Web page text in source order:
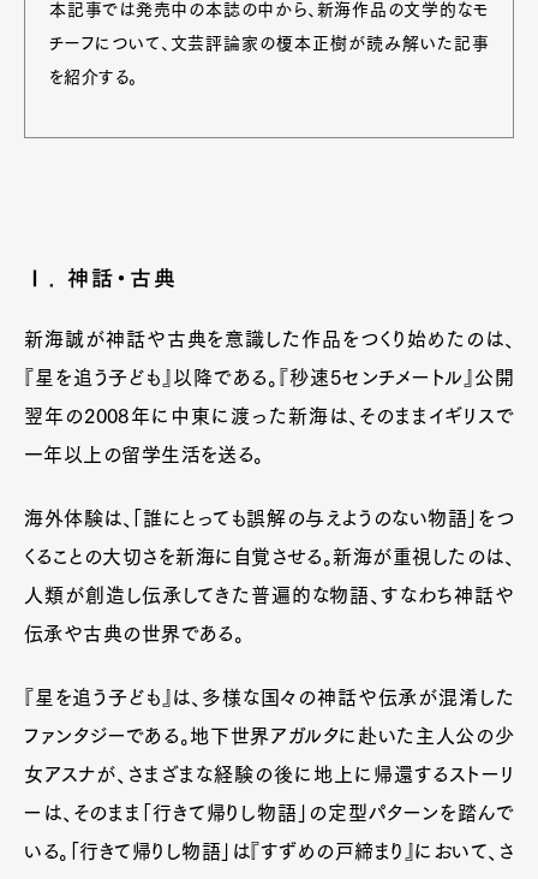
本記事では発売中の本誌の中から、新海作品の文学的なモ
チーフについて、文芸評論家の榎本正樹が読み解いた記事
を紹介する。
Ⅰ. 神話・古典
新海誠が神話や古典を意識した作品をつくり始めたのは、
『星を追う子ども』以降である。『秒速5センチメートル』公開
翌年の2008年に中東に渡った新海は、そのままイギリスで
一年以上の留学生活を送る。
海外体験は、「誰にとっても誤解の与えようのない物語」をつ
くることの大切さを新海に自覚させる。新海が重視したのは、
人類が創造し伝承してきた普遍的な物語、すなわち神話や
伝承や古典の世界である。
『星を追う子ども』は、多様な国々の神話や伝承が混淆した
ファンタジーである。地下世界アガルタに赴いた主人公の少
女アスナが、さまざまな経験の後に地上に帰還するストーリ
ーは、そのまま「行きて帰りし物語」の定型パターンを踏んで
いる。「行きて帰りし物語」は『すずめの戸締まり』において、さ